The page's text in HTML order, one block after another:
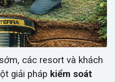
các resort và khách
giải pháp kiểm soát